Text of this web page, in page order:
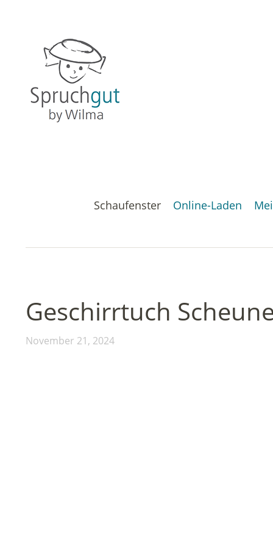
Schaufenster Online-Laden
Geschirrtuch
November 21, 2024